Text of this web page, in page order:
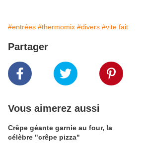
#entrées #thermomix #divers #vite fait
Partager
Vous aimerez aussi
Crêpe géante garnie au four, la
célèbre "crêpe pizza"